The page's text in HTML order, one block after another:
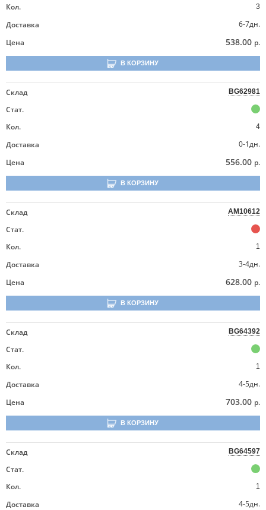
Кол.
3
Доставка
6-7дн.
Цена
538.00 р.
В КОРЗИНУ
Склад BG62981
Стат.
Кол.
4
Доставка
0-1дн.
Цена
556.00 р.
В КОРЗИНУ
Склад AM10612
Стат.
Кол.
1
Доставка
3-4дн.
Цена
628.00 р.
В КОРЗИНУ
Склад BG64392
Стат.
Кол.
1
Доставка
4-5дн.
Цена
703.00 р.
В КОРЗИНУ
Склад BG64597
Стат.
Кол.
1
Доставка
4-5дн.